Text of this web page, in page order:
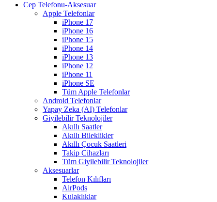
Cep Telefonu-Aksesuar
Apple Telefonlar
iPhone 17
iPhone 16
iPhone 15
iPhone 14
iPhone 13
iPhone 12
iPhone 11
iPhone SE
Tüm Apple Telefonlar
Android Telefonlar
Yapay Zeka (AI) Telefonlar
Giyilebilir Teknolojiler
Akıllı Saatler
Akıllı Bileklikler
Akıllı Çocuk Saatleri
Takip Cihazları
Tüm Giyilebilir Teknolojiler
Aksesuarlar
Telefon Kılıfları
AirPods
Kulaklıklar